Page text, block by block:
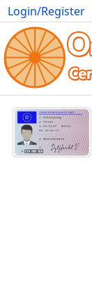
Login/Register
Movies Anime